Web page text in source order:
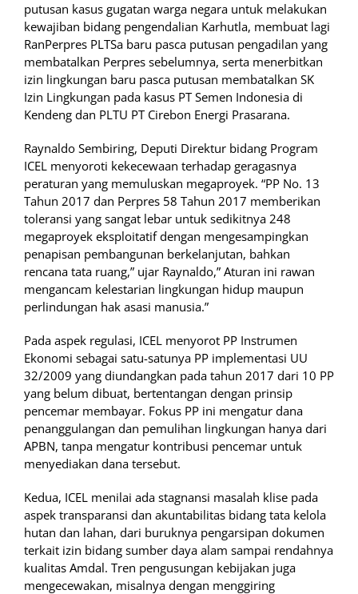
putusan kasus gugatan warga negara untuk melakukan
kewajiban bidang pengendalian Karhutla, membuat lagi
RanPerpres PLTSa baru pasca putusan pengadilan yang
membatalkan Perpres sebelumnya, serta menerbitkan
izin lingkungan baru pasca putusan membatalkan SK
Izin Lingkungan pada kasus PT Semen Indonesia di
Kendeng dan PLTU PT Cirebon Energi Prasarana.
Raynaldo Sembiring, Deputi Direktur bidang Program
ICEL menyoroti kekecewaan terhadap geragasnya
peraturan yang memuluskan megaproyek. “PP No. 13
Tahun 2017 dan Perpres 58 Tahun 2017 memberikan
toleransi yang sangat lebar untuk sedikitnya 248
megaproyek eksploitatif dengan mengesampingkan
penapisan pembangunan berkelanjutan, bahkan
rencana tata ruang,” ujar Raynaldo,” Aturan ini rawan
mengancam kelestarian lingkungan hidup maupun
perlindungan hak asasi manusia.”
Pada aspek regulasi, ICEL menyorot PP Instrumen
Ekonomi sebagai satu-satunya PP implementasi UU
32/2009 yang diundangkan pada tahun 2017 dari 10 PP
yang belum dibuat, bertentangan dengan prinsip
pencemar membayar. Fokus PP ini mengatur dana
penanggulangan dan pemulihan lingkungan hanya dari
APBN, tanpa mengatur kontribusi pencemar untuk
menyediakan dana tersebut.
Kedua, ICEL menilai ada stagnansi masalah klise pada
aspek transparansi dan akuntabilitas bidang tata kelola
hutan dan lahan, dari buruknya pengarsipan dokumen
terkait izin bidang sumber daya alam sampai rendahnya
kualitas Amdal. Tren pengusungan kebijakan juga
mengecewakan, misalnya dengan menggiring